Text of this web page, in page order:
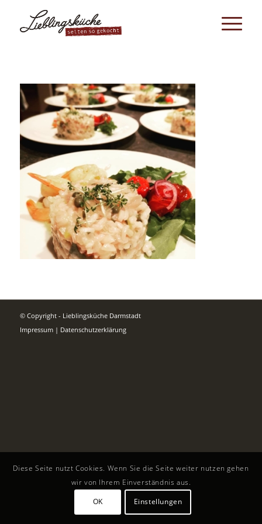
© Copyright - Lieblingsküche Darmstadt
Impressum| Datenschutzerklärung
Diese Seite nutzt Cookies. Wenn Sie die Seite weiter nutzen gehen
wir von Ihrem Einverständnis aus.
OK
Einstellungen